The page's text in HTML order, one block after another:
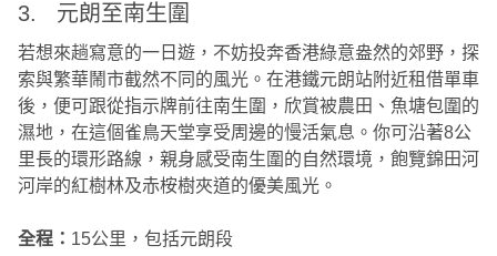
3. 元朗至南生圍
若想來趟寫意的一日遊，不妨投奔香港綠意盎然的郊野，探
索與繁華鬧市截然不同的風光。在港鐵元朗站附近租借單車
後，便可跟從指示牌前往南生圍，欣賞被農田、魚塘包圍的
濕地，在這個雀鳥天堂享受周邊的慢活氣息。你可沿著8公
里長的環形路線，親身感受南生圍的自然環境，飽覽錦田河
河岸的紅樹林及赤桉樹夾道的優美風光。
全程： 15公里，包括元朗段